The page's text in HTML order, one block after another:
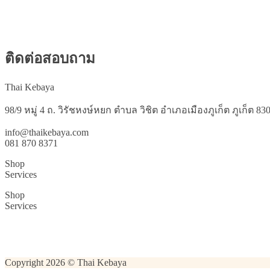
ติดต่อสอบถาม
Thai Kebaya
98/9 หมู่ 4 ถ. วิรัชหงษ์หยก ตำบล วิชิต อำเภอเมืองภูเก็ต ภูเก็ต
info@thaikebaya.com
081 870 8371
Shop
Services
Shop
Services
Copyright 2026 © Thai Kebaya